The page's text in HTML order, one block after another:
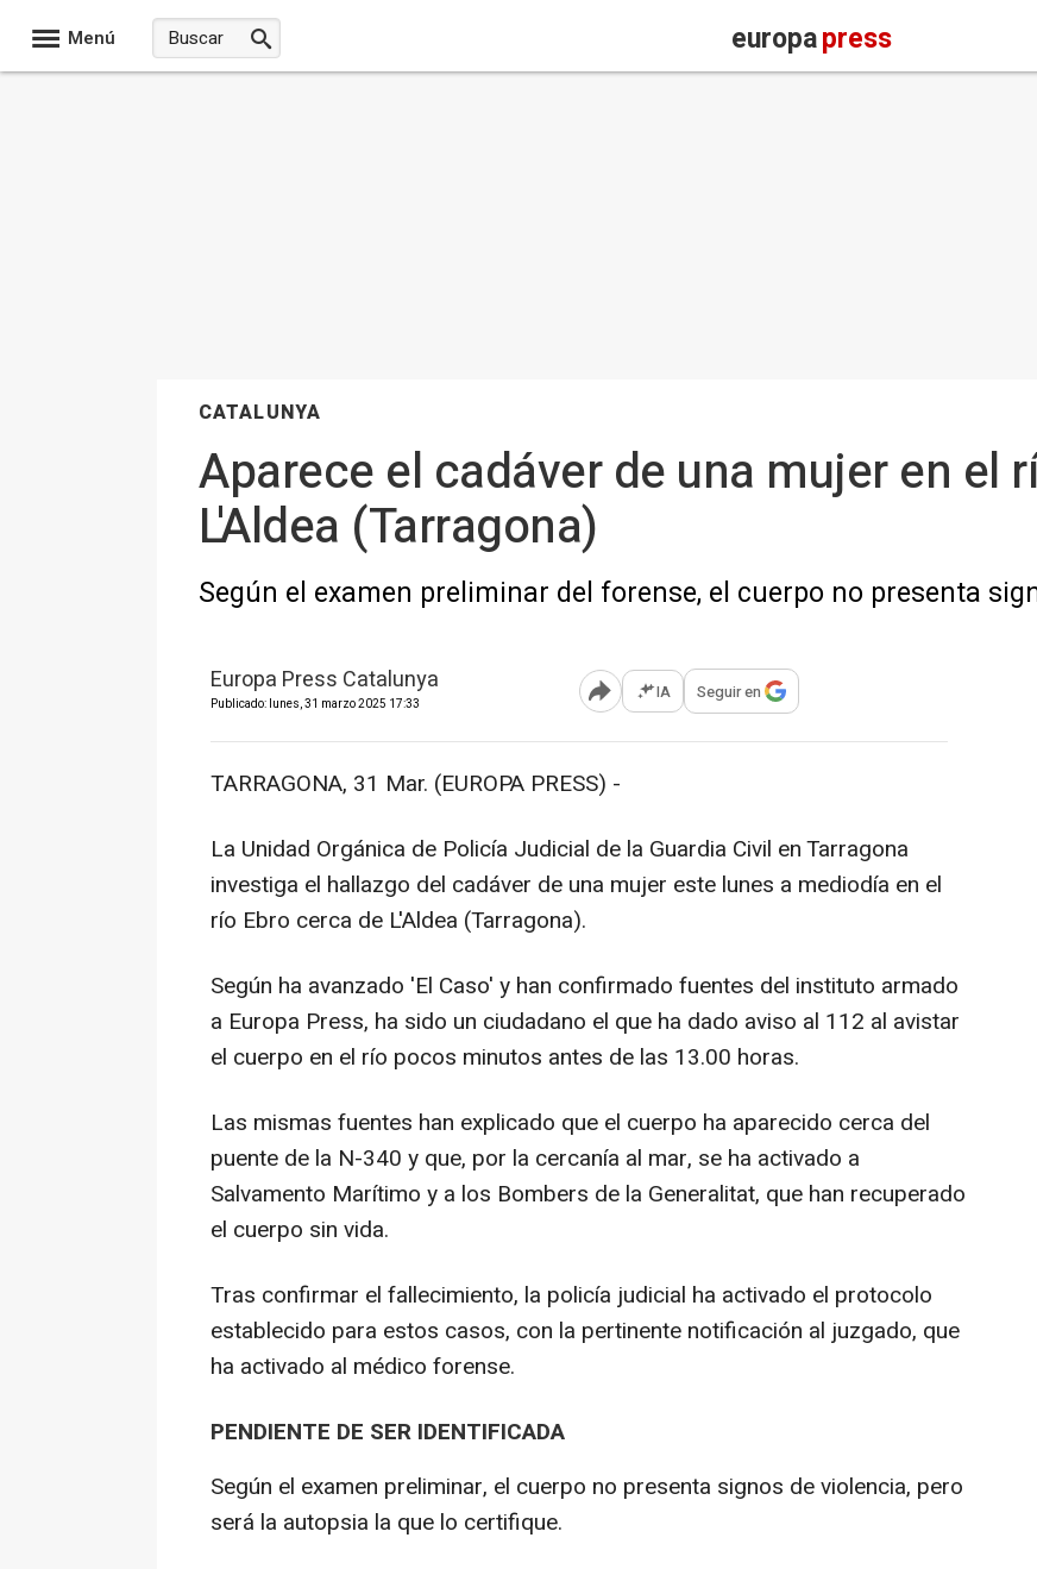
Menú europapress
CATALUNYA
Aparece el cadáver de una mujer en el
L'Aldea (Tarragona)
Según el examen preliminar del forense, el cuerpo no presenta
Europa Press Catalunya
Publicado: lunes, 31 marzo 2025 17:33 Abrir opciones para compartir
IA Seguir en
TARRAGONA, 31 Mar. (EUROPA PRESS) -
La Unidad Orgánica de Policía Judicial de la Guardia Civil en Tarragona
investiga el hallazgo del cadáver de una mujer este lunes a mediodía en el
río Ebro cerca de L'Aldea (Tarragona).
Según ha avanzado 'El Caso' y han confirmado fuentes del instituto armado
a Europa Press, ha sido un ciudadano el que ha dado aviso al 112 al avistar
el cuerpo en el río pocos minutos antes de las 13.00 horas.
Las mismas fuentes han explicado que el cuerpo ha aparecido cerca del
puente de la N-340 y que, por la cercanía al mar, se ha activado a
Salvamento Marítimo y a los Bombers de la Generalitat, que han recuperado
el cuerpo sin vida.
Tras confirmar el fallecimiento, la policía judicial ha activado el protocolo
establecido para estos casos, con la pertinente notificación al juzgado, que
ha activado al médico forense.
PENDIENTE DE SER IDENTIFICADA
Según el examen preliminar, el cuerpo no presenta signos de violencia, pero
será la autopsia la que lo certifique.